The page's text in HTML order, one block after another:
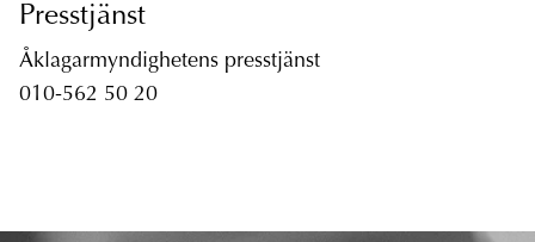
Presstjänst
Åklagarmyndighetens presstjänst
010-562 50 20